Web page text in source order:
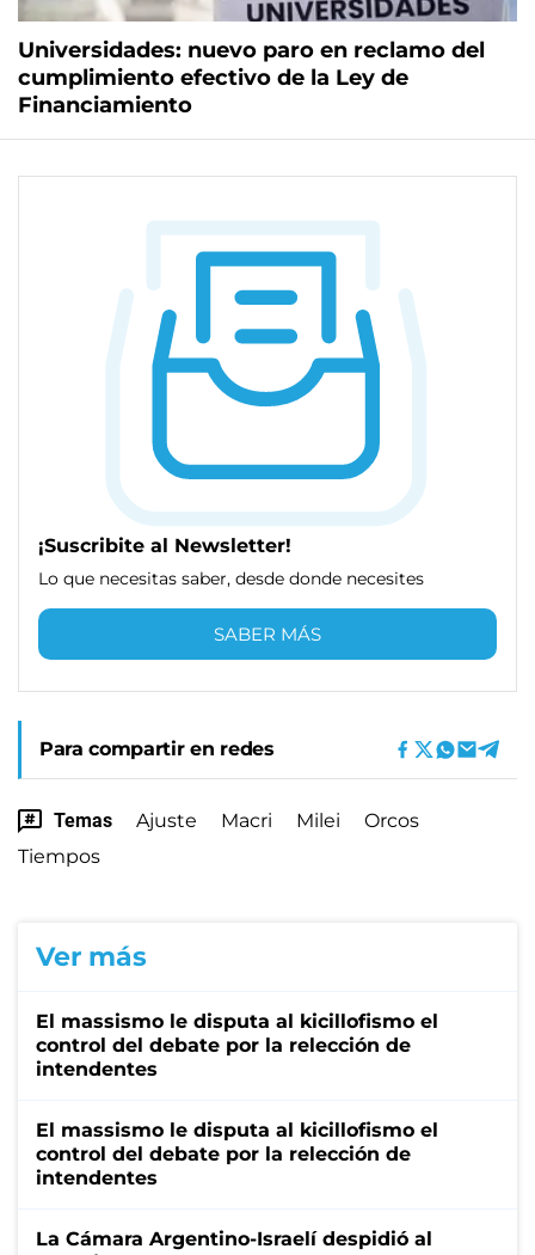
Universidades: nuevo paro en reclamo del
cumplimiento efectivo de la Ley de
Financiamiento
¡Suscribite al Newsletter!
Lo que necesitas saber, desde donde necesites
SABER MÁS
Para compartir en redes
Temas Ajuste Macri Milei
Orcos
Tiempos
Ver más
El massismo le disputa al kicillofismo el
control del debate por la relección de
intendentes
El massismo le disputa al kicillofismo el
control del debate por la relección de
intendentes
La Cámara Argentino-Israelí despidió al